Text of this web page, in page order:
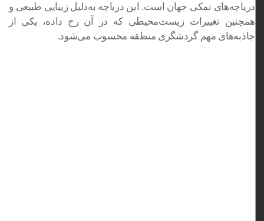
دریاچه‌های نمکی جهان است. این دریاچه به‌دلیل زیبایی طبیعی و
همچنین تغییرات زیست‌محیطی که در آن رخ داده، یکی از
جاذبه‌های مهم گردشگری منطقه محسوب می‌شود.